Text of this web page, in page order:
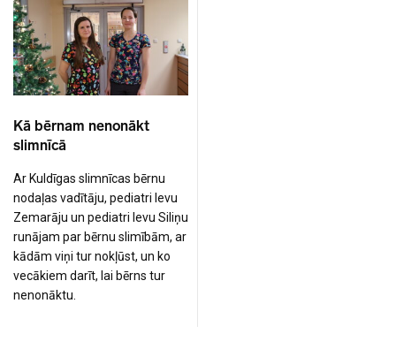
Kā bērnam nenonākt
slimnīcā
Ar Kuldīgas slimnīcas bērnu
nodaļas vadītāju, pediatri Ievu
Zemarāju un pediatri Ievu Siliņu
runājam par bērnu slimībām, ar
kādām viņi tur nokļūst, un ko
vecākiem darīt, lai bērns tur
nenonāktu.